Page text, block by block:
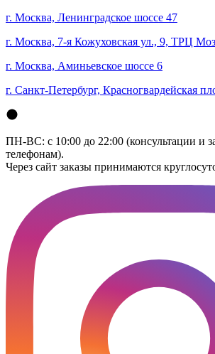
г. Москва, Ленинградское шоссе 47
г. Москва, 7-я Кожуховская ул., 9, ТРЦ
г. Москва, Аминьевское шоссе 6
г. Санкт-Петербург, Красногвардейская
ПН-ВС: с 10:00 до 22:00 (консультации и
телефонам).
Через сайт заказы принимаются